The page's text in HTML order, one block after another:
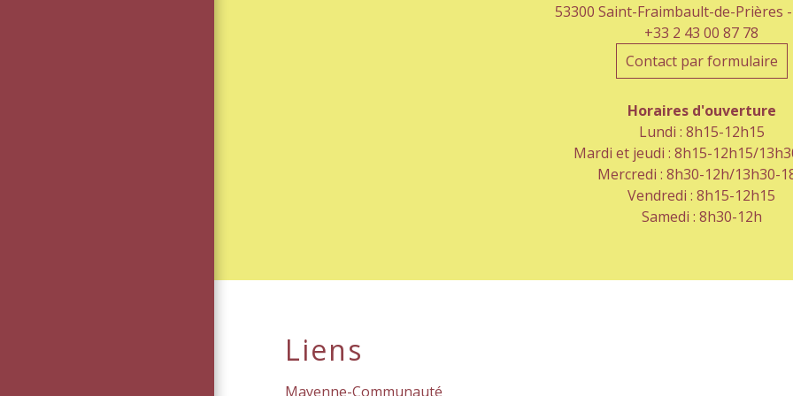
53300 Saint-Fraimbault-de-Prières -
+33 2 43 00 87 78
Contact par formulaire
Horaires d'ouverture
Lundi : 8h15-12h15
Mardi et jeudi : 8h15-12h15/
Mercredi : 8h30-12h/13h30-
Vendredi : 8h15-12h15
Samedi : 8h30-12h
Liens
Mayenne-Communauté